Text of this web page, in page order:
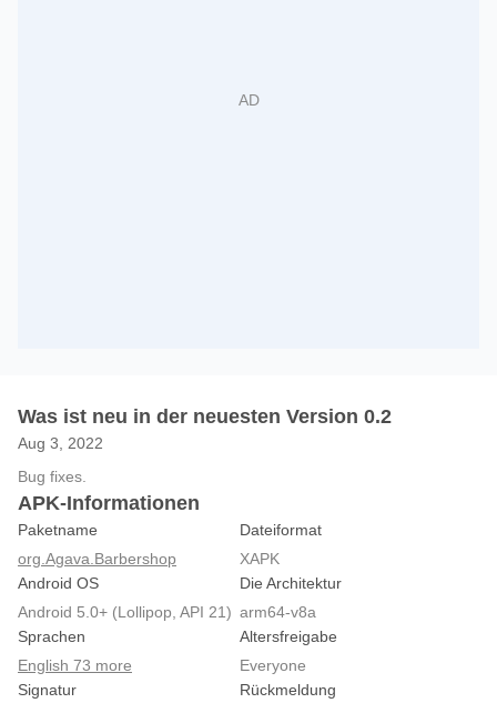
Was ist neu in der neuesten Version 0.2
Aug 3, 2022
Bug fixes.
APK-Informationen
Paketname
org.Agava.Barbershop
Dateiformat
XAPK
Android OS
Android 5.0+ (Lollipop, API 21)
Die Architektur
arm64-v8a
Sprachen
English 73 more
Altersfreigabe
Everyone
Signatur
Rückmeldung